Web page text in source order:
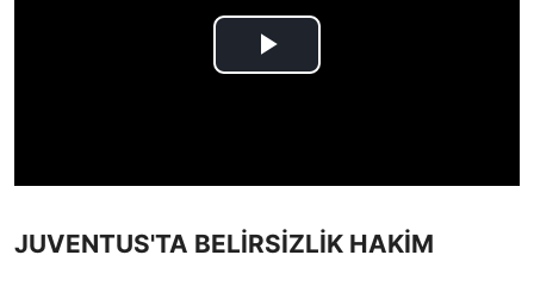
JUVENTUS'TA BELİRSİZLİK HAKİM